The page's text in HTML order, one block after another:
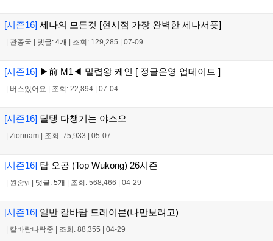
[시즌16] 세나의 모든것 [현시점 가장 완벽한 세나서폿]
| 관종국 | 댓글: 4개 | 조회: 129,285 | 07-09
[시즌16] ▶前 M1◀ 밀렵왕 케인 [ 정글운영 업데이트 ]
| 버스있어요 | 조회: 22,894 | 07-04
[시즌16] 딜탱 다챙기는 야스오
| Zionnam | 조회: 75,933 | 05-07
[시즌16] 탑 오공 (Top Wukong) 26시즌
| 원숭yi | 댓글: 5개 | 조회: 568,466 | 04-29
[시즌16] 일반 칼바람 드레이븐(나만보려고)
| 칼바람나락중 | 조회: 88,355 | 04-29